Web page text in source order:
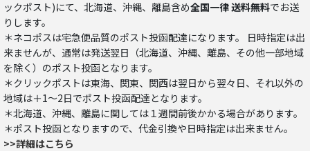
ックポスト)にて、北海道、沖縄、離島含め全国一律 送料無料でお送
りします。
＊ネコポスは宅急便品質のポスト投函配達になります。 日時指定は出
来ませんが、通常は発送翌日（北海道、沖縄、離島、その他一部地域
を除く）のポスト投函となります。
＊クリックポストは東海、関東、関西は翌日から翌々日、それ以外の
地域は＋1～2日でポスト投函配達となります。
＊北海道、沖縄、離島に関しては１週間前後かかる場合があります。
＊ポスト投函となりますので、代金引換や日時指定は出来ません。
>>詳細はこちら